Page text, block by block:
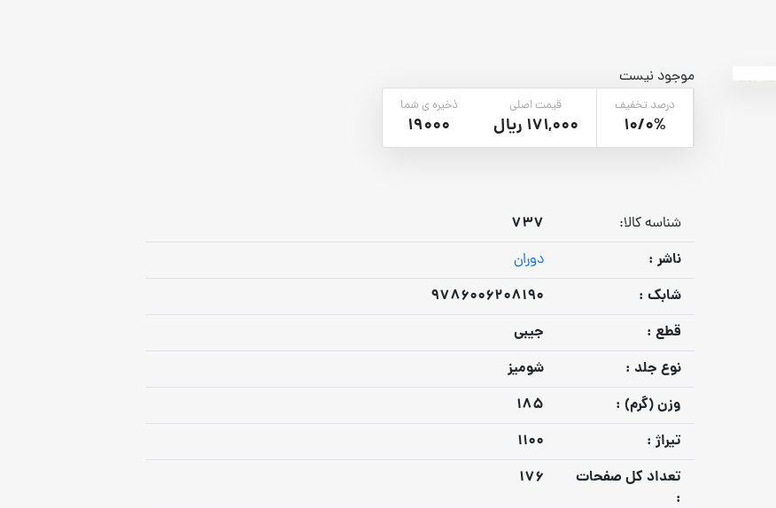
موجود نیست
درصد تخفیف
10/0%
قیمت اصلی
171,000 ریال
ذخیره ی شما
19000
شناسه کالا:
737
ناشر :
دوران
شابک :
9786006208190
قطع :
جیبی
نوع جلد :
شومیز
وزن (گرم) :
185
تيراژ :
1100
تعداد كل صفحات
:
176